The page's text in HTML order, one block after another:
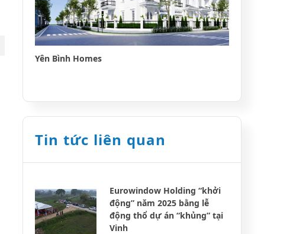
Yên Bình Homes
Tin tức liên quan
Eurowindow Holding “khởi
động” năm 2025 bằng lễ
động thổ dự án “khủng” tại
Vinh